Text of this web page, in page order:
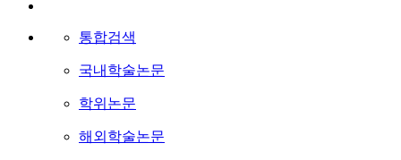
통합검색
국내학술논문
학위논문
해외학술논문